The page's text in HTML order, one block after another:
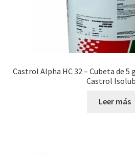
Castrol Alpha HC 32 – Cubeta de
Castrol
Leer más